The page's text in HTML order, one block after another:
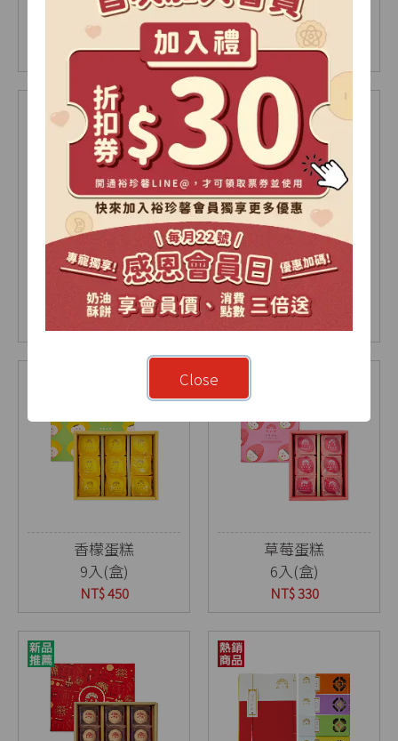
【2026中秋限定】極光
禮盒-A
15入(盒)
NT$ 735
【2026中秋限定】星耀
禮盒-A
18入(盒)
NT$ 905
【2026中秋限定】暖
月-雙層A禮盒
18入(盒)
NT$ 1030
烏豆沙蛋黃酥禮盒
9入(盒)
NT$ 675 NT$ 630
香檬蛋糕
9入(盒)
NT$ 450
草莓蛋糕
6入(盒)
NT$ 330
Close